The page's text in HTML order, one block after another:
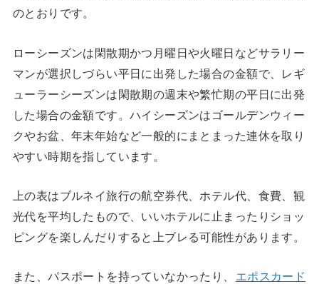
のとおりです。
ローシーズンは閑散期かつ月曜日や火曜日などサラリー
マンが選択しづらい平日に出発した場合の金額で、レギ
ューラーシーズンは閑散期の週末や繁忙期の平日に出発
した場合の金額です。ハイシーズンはゴールデンウィー
クやお盆、年末年始など一般的にまとまった連休を取り
やすい時期を指しています。
上の表はブルネイ旅行の航空券代、ホテル代、食費、観
光代を平均したもので、いいホテルに止まったりショッ
ピングを楽しんだりすると上ブレる可能性があります。
また、パスポートを持っていなかったり、
エポスカード